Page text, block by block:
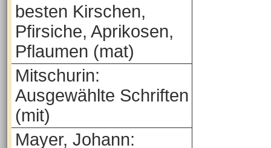
besten Kirschen,
Pfirsiche, Aprikosen,
Pflaumen (mat)
Mitschurin:
Ausgewählte Schriften
(mit)
Mayer, Johann: